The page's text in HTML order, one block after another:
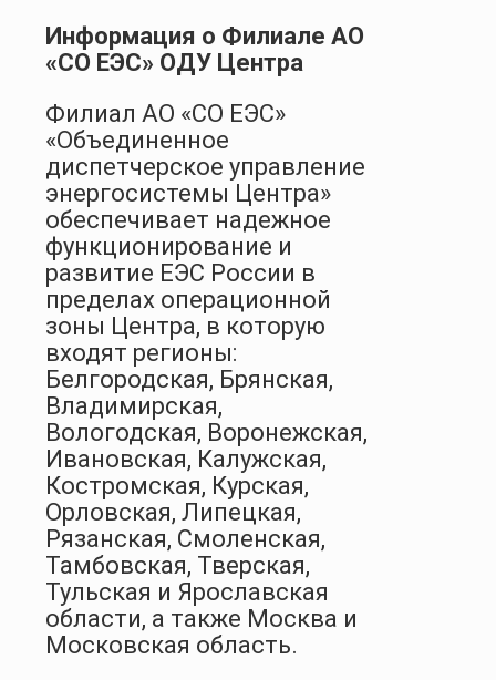
Информация о Филиале АО
«СО ЕЭС» ОДУ Центра
Филиал АО «СО ЕЭС»
«Объединенное
диспетчерское управление
энергосистемы Центра»
обеспечивает надежное
функционирование и
развитие ЕЭС России в
пределах операционной
зоны Центра, в которую
входят регионы:
Белгородская, Брянская,
Владимирская,
Вологодская, Воронежская,
Ивановская, Калужская,
Костромская, Курская,
Орловская, Липецкая,
Рязанская, Смоленская,
Тамбовская, Тверская,
Тульская и Ярославская
области, а также Москва и
Московская область.